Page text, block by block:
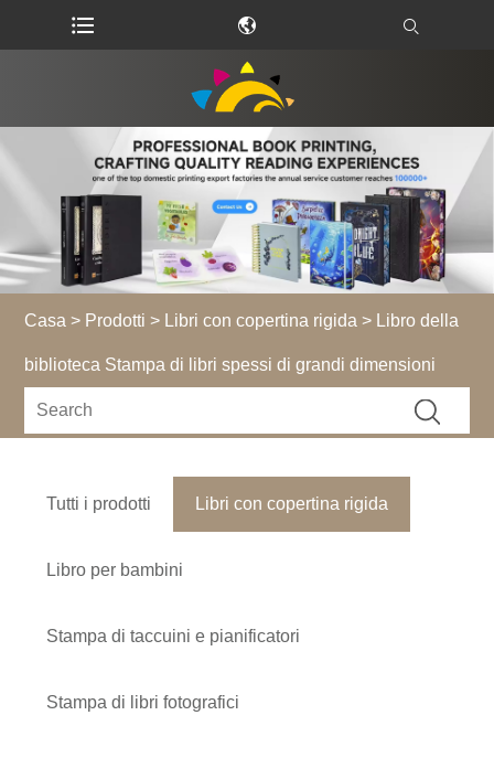
Casa > Prodotti > Libri con copertina rigida > Libro della
biblioteca Stampa di libri spessi di grandi dimensioni
Tutti i prodotti Libri con copertina rigida
Libro per bambini
Stampa di taccuini e pianificatori
Stampa di libri fotografici